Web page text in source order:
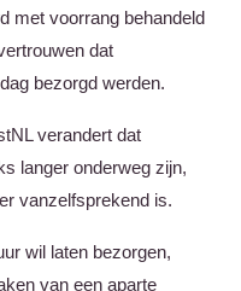
met voorrang behandeld
dat
bezorgd werden.
verandert dat
langer onderweg zijn,
vanzelfsprekend is.
wil laten bezorgen,
van een aparte